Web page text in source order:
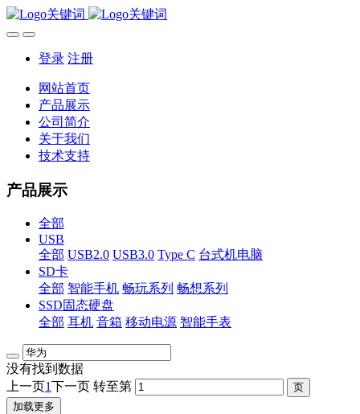
登录 注册
网站首页
产品展示
公司简介
关于我们
技术支持
产品展示
全部
USB
全部 USB2.0 USB3.0 Type C 台式机电脑
SD卡
全部 智能手机 畅玩系列 畅想系列
SSD固态硬盘
全部 耳机 音箱 移动电源 智能手表
没有找到数据
上一页1下一页 转至第
加载更多